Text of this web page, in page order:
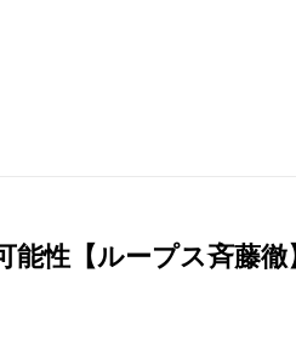
能性【ループス斉藤徹